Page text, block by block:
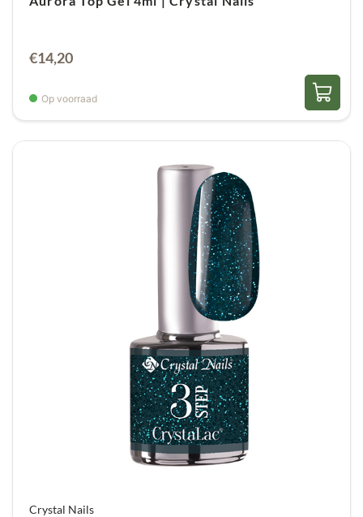
€14,20
Op voorraad
Crystal Nails